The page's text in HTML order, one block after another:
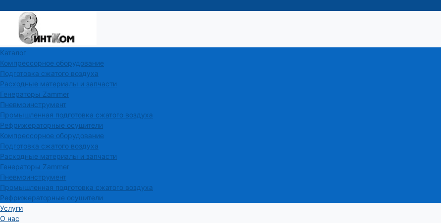
Каталог
Компрессорное оборудование
Подготовка сжатого воздуха
Расходные материалы и запчасти
Генераторы Zammer
Пневмоинструмент
Промышленная подготовка сжатого воздуха
Рефрижераторные осушители
Компрессорное оборудование
Подготовка сжатого воздуха
Расходные материалы и запчасти
Генераторы Zammer
Пневмоинструмент
Промышленная подготовка сжатого воздуха
Рефрижераторные осушители
Услуги
О нас